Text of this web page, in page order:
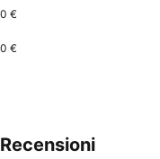
0 €
0 €
Recensioni